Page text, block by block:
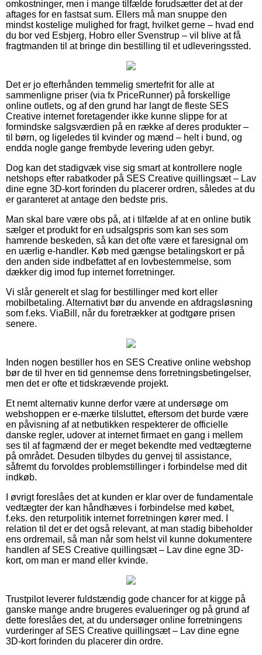
omkostninger, men i mange tilfælde forudsætter det at der
aftages for en fastsat sum. Ellers må man snuppe den
mindst kostelige mulighed for fragt, hvilket gerne – hvad end
du bor ved Esbjerg, Hobro eller Svenstrup – vil blive at få
fragtmanden til at bringe din bestilling til et udleveringssted.
Det er jo efterhånden temmelig smertefrit for alle at
sammenligne priser (via fx PriceRunner) på forskellige
online outlets, og af den grund har langt de fleste SES
Creative internet foretagender ikke kunne slippe for at
formindske salgsværdien på en række af deres produkter –
til børn, og ligeledes til kvinder og mænd – helt i bund, og
endda nogle gange frembyde levering uden gebyr.
Dog kan det stadigvæk vise sig smart at kontrollere nogle
netshops efter rabatkoder på SES Creative quillingsæt – Lav
dine egne 3D-kort forinden du placerer ordren, således at du
er garanteret at antage den bedste pris.
Man skal bare være obs på, at i tilfælde af at en online butik
sælger et produkt for en udsalgspris som kan ses som
hamrende beskeden, så kan det ofte være et faresignal om
en uærlig e-handler. Køb med gængse betalingskort er på
den anden side indbefattet af en lovbestemmelse, som
dækker dig imod fup internet forretninger.
Vi slår generelt et slag for bestillinger med kort eller
mobilbetaling. Alternativt bør du anvende en afdragsløsning
som f.eks. ViaBill, når du foretrækker at godtgøre prisen
senere.
Inden nogen bestiller hos en SES Creative online webshop
bør de til hver en tid gennemse dens forretningsbetingelser,
men det er ofte et tidskrævende projekt.
Et nemt alternativ kunne derfor være at undersøge om
webshoppen er e-mærke tilsluttet, eftersom det burde være
en påvisning af at netbutikken respekterer de officielle
danske regler, udover at internet firmaet en gang i mellem
ses til af fagmænd der er meget bekendte med vedtægterne
på området. Desuden tilbydes du genvej til assistance,
såfremt du forvoldes problemstillinger i forbindelse med dit
indkøb.
I øvrigt foreslåes det at kunden er klar over de fundamentale
vedtægter der kan håndhæves i forbindelse med købet,
f.eks. den returpolitik internet forretningen kører med. I
relation til det er det også relevant, at man stadig bibeholder
ens ordremail, så man når som helst vil kunne dokumentere
handlen af SES Creative quillingsæt – Lav dine egne 3D-
kort, om man er mand eller kvinde.
Trustpilot leverer fuldstændig gode chancer for at kigge på
ganske mange andre brugeres evalueringer og på grund af
dette foreslåes det, at du undersøger online forretningens
vurderinger af SES Creative quillingsæt – Lav dine egne
3D-kort forinden du placerer din ordre.